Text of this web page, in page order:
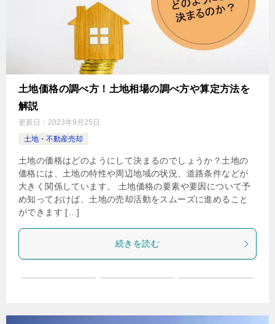
土地価格の調べ方！土地相場の調べ方や算定方法を
解説
更新日： 2023年9月25日
土地・不動産売却
土地の価格はどのようにして決まるのでしょうか？土地の
価格には、土地の特性や周辺地域の状況、道路条件などが
大きく関係しています。 土地価格の要素や要因について予
め知っておけば、土地の売却活動をスムーズに進めること
ができます […]
続きを読む